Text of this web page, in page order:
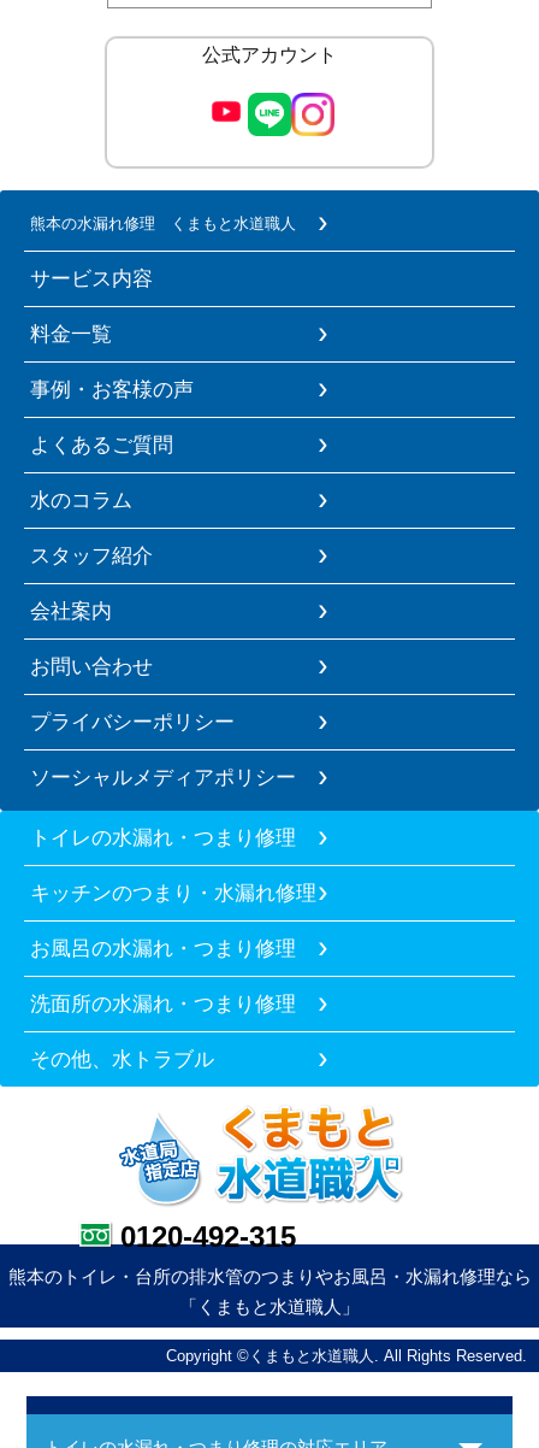
公式アカウント
熊本の水漏れ修理 くまもと水道職人
サービス内容
料金一覧
事例・お客様の声
よくあるご質問
水のコラム
スタッフ紹介
会社案内
お問い合わせ
プライバシーポリシー
ソーシャルメディアポリシー
トイレの水漏れ・つまり修理
キッチンのつまり・水漏れ修理
お風呂の水漏れ・つまり修理
洗面所の水漏れ・つまり修理
その他、水トラブル
0120-492-315
熊本のトイレ・台所の排水管のつまりやお風呂・水漏れ修理なら
「くまもと水道職人」
Copyright ©くまもと水道職人. All Rights Reserved.